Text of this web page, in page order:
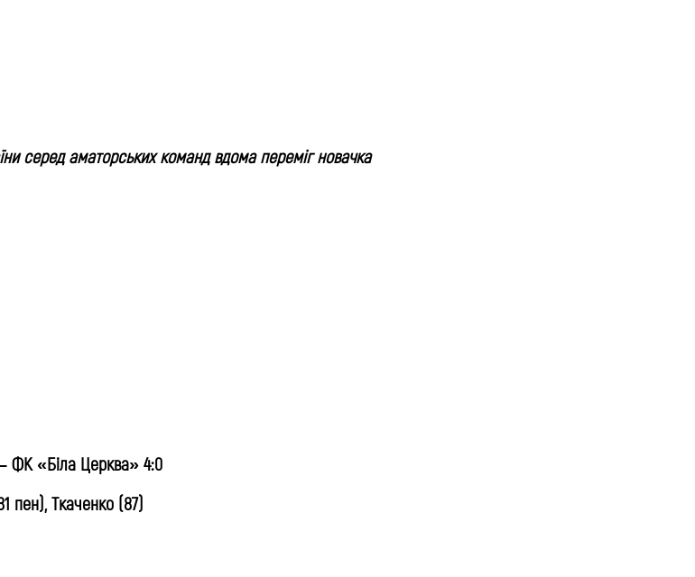
серед аматорських команд вдома переміг новачка
ФК «Біла Церква» 4:0
пен), Ткаченко (87)